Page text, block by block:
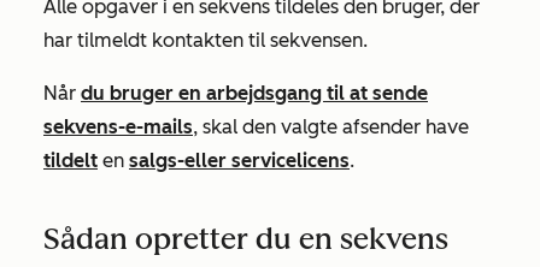
Alle opgaver i en sekvens tildeles den bruger, der
har tilmeldt kontakten til sekvensen.
Når du bruger en arbejdsgang til at sende
sekvens-e-mails, skal den valgte afsender have
tildelt en salgs-eller servicelicens.
Sådan opretter du en sekvens